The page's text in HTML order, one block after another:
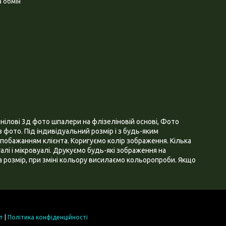
3д фото шпалери на флізеліновій основі, Фото
Під індивідуальний розмір і з будь-яким
клієнта. Коригуємо колір зображення. Кілька
і мікровуалі. Друкуємо будь-які зображення на
при зміні кольору висилаємо кольоропроби. Якщо
Політика конфіденційності